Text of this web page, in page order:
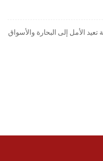
الأمل إلى البحارة والأسواق